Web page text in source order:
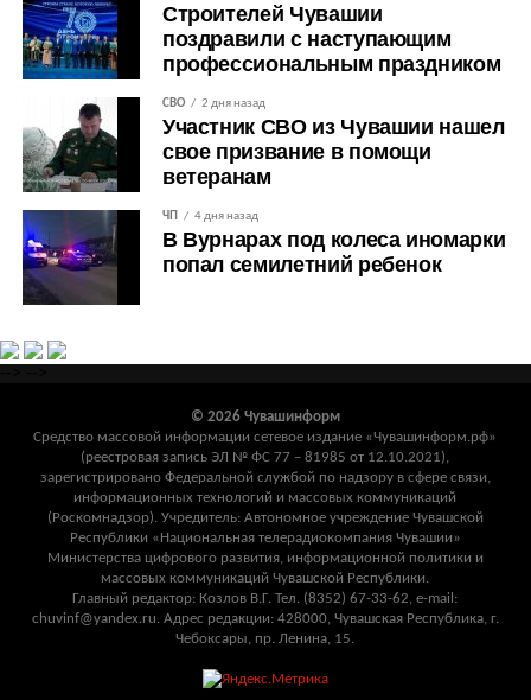
Строителей Чувашии
поздравили с наступающим
профессиональным праздником
СВО 2 дня назад
Участник СВО из Чувашии нашел
свое призвание в помощи
ветеранам
ЧП 4 дня назад
В Вурнарах под колеса иномарки
попал семилетний ребенок
© 2026 Чувашинформ
Средство массовой информации сетевое издание «Чувашинформ.рф»
(реестровая запись ЭЛ № ФС 77 – 81985 от 12.10.2021),
зарегистрировано Федеральной службой по надзору в сфере связи,
информационных технологий и массовых коммуникаций
(Роскомнадзор). Учредитель: Автономное учреждение Чувашской
Республики «Национальная телерадиокомпания Чувашии»
Министерства цифрового развития, информационной политики и
массовых коммуникаций Чувашской Республики.
Главный редактор: Козлов В.Г. Тел. (8352) 67-33-62, e-mail:
chuvinf@yandex.ru. Адрес редакции: 428000, Чувашская Республика, г.
Чебоксары, пр. Ленина, 15.